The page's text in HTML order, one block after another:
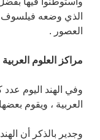
الذي وضعه فيلسوف
العصور .
مراكز العلوم العربية
وفي الهند اليوم عدد
العربية ، ويقوم
وجدير بالذكر أن